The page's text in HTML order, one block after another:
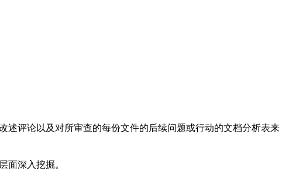
述评论以及对所审查的每份文件的后续问题或行动的文档分析表来
面深入挖掘。